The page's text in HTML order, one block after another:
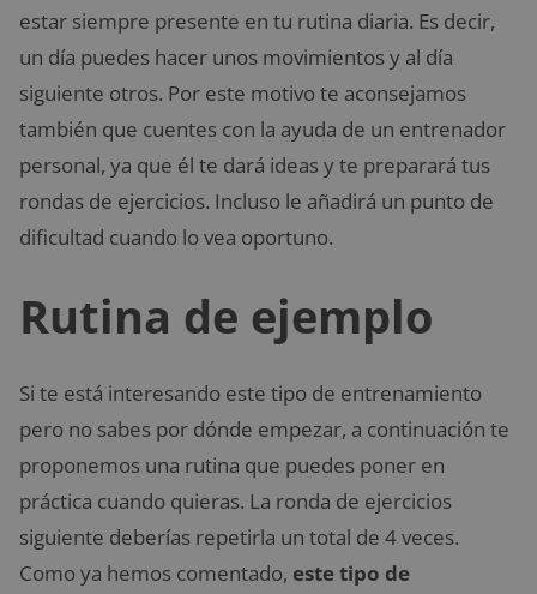
estar siempre presente en tu rutina diaria. Es decir,
un día puedes hacer unos movimientos y al día
siguiente otros. Por este motivo te aconsejamos
también que cuentes con la ayuda de un entrenador
personal, ya que él te dará ideas y te preparará tus
rondas de ejercicios. Incluso le añadirá un punto de
dificultad cuando lo vea oportuno.
Rutina de ejemplo
Si te está interesando este tipo de entrenamiento
pero no sabes por dónde empezar, a continuación te
proponemos una rutina que puedes poner en
práctica cuando quieras. La ronda de ejercicios
siguiente deberías repetirla un total de 4 veces.
Como ya hemos comentado, este tipo de